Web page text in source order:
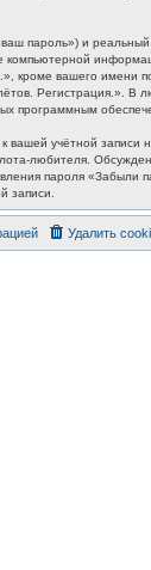
пароль») и
кроме вашего имени
Регистрация.». В
программным
вашей учётной
любителя.
пароля «Забыли
записи.
Удалить